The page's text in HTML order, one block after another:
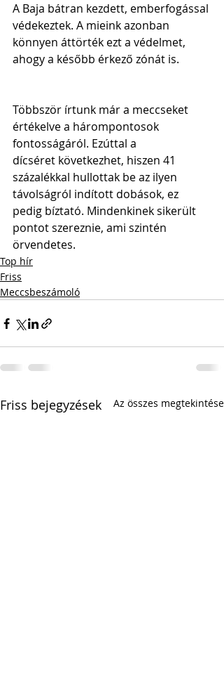
A Baja bátran kezdett, emberfogással
védekeztek. A mieink azonban
könnyen áttörték ezt a védelmet,
ahogy a később érkező zónát is.
Többször írtunk már a meccseket
értékelve a hárompontosok
fontosságáról. Ezúttal a
dícséret következhet, hiszen 41
százalékkal hullottak be az ilyen
távolságról indított dobások, ez
pedig bíztató. Mindenkinek sikerült
pontot szereznie, ami szintén
örvendetes.
Top hír
Friss
Meccsbeszámoló
Friss bejegyzések Az összes megtekintése